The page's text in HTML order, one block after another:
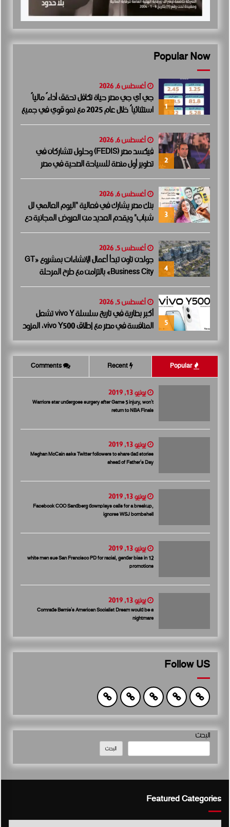
Popular Now
1
أغسطس 6, 2026
جي آي جي مصر حياة تكافل تحقق أداءً مالياً
استثنائياً خلال عام 2025 مع نمو قوي في جميع
المؤشرات المالية الرئيسية
2
أغسطس 6, 2026
فيكسد مصر (FEDIS) وحلول تتشاركان في
تطوير أول منصة للسياحة الصحية في مصر
والشرق الأوسط وأفريقيا..
3
أغسطس 6, 2026
بنك مصر يشارك في فعالية “اليوم العالمي لل
شباب” ويقدم العديد من العروض المجانية دع
مًا للشمول المالي تحت رعاية البنك المركزي الم
صري
4
أغسطس 5, 2026
جولدن تاون تبدأ أعمال الإنشاءات بمشروع «GT
Business City» بالتزامن مع طرح المرحلة
الأولى للبيع.. وتنفيذ مبكر يعزز ثقة المستثمرين
5
أغسطس 5, 2026
أكبر بطارية في تاريخ سلسلة vivo Y تشعل
المنافسة في مصر مع إطلاق vivo Y500، المزود
ببطارية BlueVolt رائدة بسعة 8100 مللي أمبير
Popular
Recent
Comments
يونيو 13, 2019
Warriors star undergoes surgery after Game 5 injury, won’t
return to NBA Finals
يونيو 13, 2019
Meghan McCain asks Twitter followers to share dad stories
ahead of Father’s Day
يونيو 13, 2019
Facebook COO Sandberg downplays calls for a breakup,
ignores WSJ bombshell
يونيو 13, 2019
12 white men sue San Francisco PD for racial, gender bias in
promotions
يونيو 13, 2019
Comrade Bernie’s American Socialist Dream would be a
nightmare
Follow US
البحث
البحث
Featured Categories